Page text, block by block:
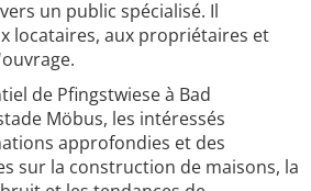
un public spécialisé. Il
locataires, aux propriétaires et
de Pfingstwiese à Bad
Möbus, les intéressés
approfondies et des
sur la construction de maisons, la